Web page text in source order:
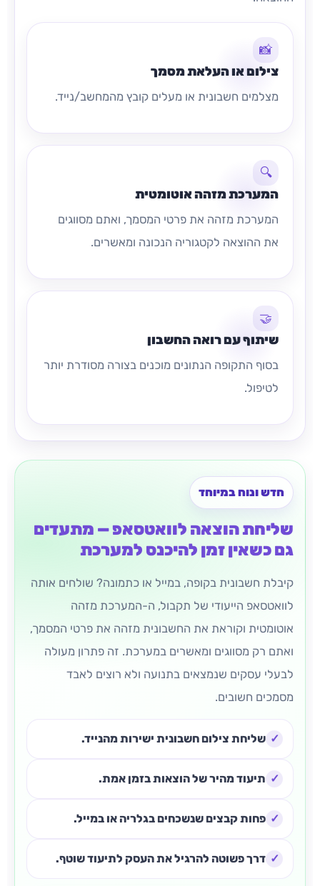
📸
צילום או העלאת מסמך
מצלמים חשבונית או מעלים קובץ מהמחשב/נייד.
🔍
המערכת מזהה אוטומטית
המערכת מזהה את פרטי המסמך, ואתם מסווגים
את ההוצאה לקטגוריה הנכונה ומאשרים.
🤝
שיתוף עם רואה החשבון
בסוף התקופה הנתונים מוכנים בצורה מסודרת יותר
לטיפול.
חדש ונוח במיוחד
שליחת הוצאה לוואטסאפ — מתעדים
גם כשאין זמן להיכנס למערכת
קיבלת חשבונית בקופה, במייל או כתמונה? שולחים אותה
לוואטסאפ הייעודי של תקבול, ה-המערכת מזהה
אוטומטית וקוראת את החשבונית מזהה את פרטי המסמך,
ואתם רק מסווגים ומאשרים במערכת. זה פתרון מעולה
לבעלי עסקים שנמצאים בתנועה ולא רוצים לאבד
מסמכים חשובים.
שליחת צילום חשבונית ישירות מהנייד.
תיעוד מהיר של הוצאות בזמן אמת.
פחות קבצים שנשכחים בגלריה או במייל.
דרך פשוטה להרגיל את העסק לתיעוד שוטף.